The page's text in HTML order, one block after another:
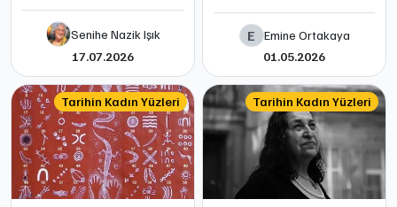
Senihe Nazik Işık
17.07.2026
E
Emine Ortakaya
01.05.2026
Tarihin Kadın Yüzleri Tarihin Kadın Yüzleri